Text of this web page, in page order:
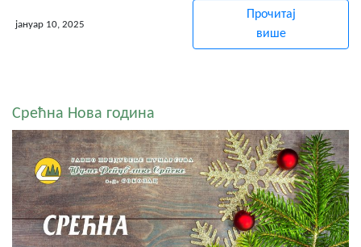
јануар 10, 2025
Прочитај
више
Срећна Нова година